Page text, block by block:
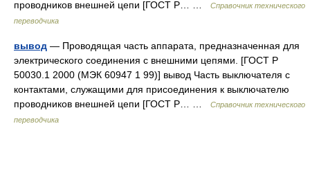
проводников внешней цепи [ГОСТ Р… …
Справочник технического
переводчика
вывод — Проводящая часть аппарата, предназначенная для
электрического соединения с внешними цепями. [ГОСТ Р
50030.1 2000 (МЭК 60947 1 99)] вывод Часть выключателя с
контактами, служащими для присоединения к выключателю
проводников внешней цепи [ГОСТ Р… …
Справочник технического
переводчика